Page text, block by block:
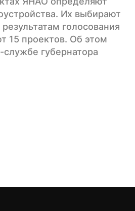
Их выбирают
голосования
15 проектов. Об этом
губернатора